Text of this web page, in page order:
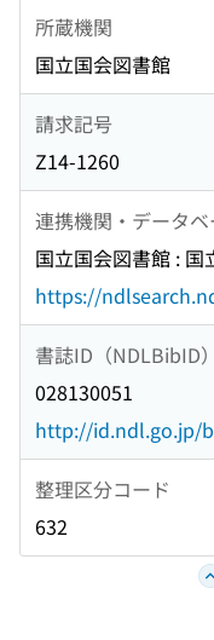
所蔵機関
国立国会図書館
請求記号
Z14-1260
連携機関・データベ
国立国会図書館 : 国
https://
書誌ID（NDLBibID）
028130051
http://id.ndl.go.jp/
整理区分コード
632